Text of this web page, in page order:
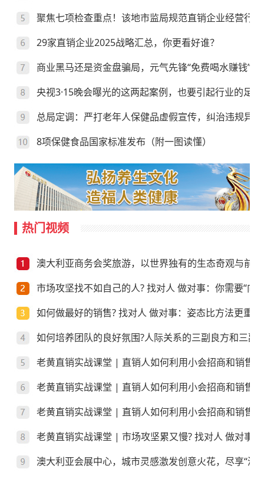
聚焦七项检查重点！该地市监局规范直销企业经营行为
29家直销企业2025战略汇总，你更看好谁？
商业黑马还是资金盘骗局，元气先锋“免费喝水赚钱”靠
央视3·15晚会曝光的这两起案例，也要引起行业的足
总局定调：严打老年人保健品虚假宣传，纠治违规异
8项保健食品国家标准发布（附一图读懂）
热门视频
澳大利亚商务会奖旅游，以世界独有的生态奇观与前
市场攻坚找不如自己的人? 找对人 做对事：你需要“向
如何做最好的销售? 找对人 做对事：姿态比方法更重要!
如何培养团队的良好氛围?人际关系的三副良方和三副
老黄直销实战课堂 | 直销人如何利用小会招商和销售
老黄直销实战课堂 | 直销人如何利用小会招商和销售
老黄直销实战课堂 | 直销人如何利用小会招商和销售
老黄直销实战课堂 | 市场攻坚累又慢? 找对人 做对事
澳大利亚会展中心，城市灵感激发创意火花，尽享“澳”